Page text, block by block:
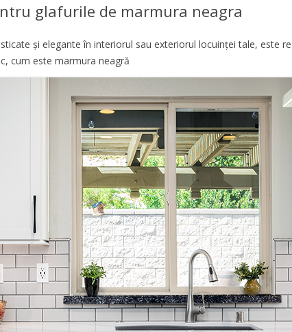
glafurile de marmura neagra
și elegante în interiorul sau exteriorul locuinței tale, este
cum este marmura neagră